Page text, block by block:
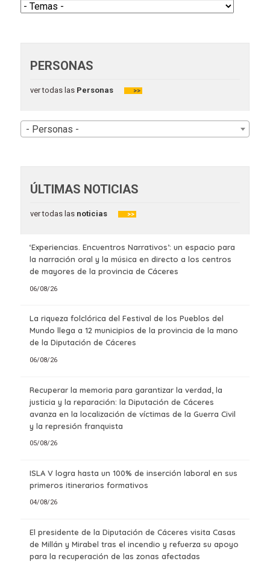
PERSONAS
ver todas lasPersonas >>
- Personas -
ÚLTIMAS NOTICIAS
ver todas lasnoticias >>
‘Experiencias. Encuentros Narrativos’: un espacio para
la narración oral y la música en directo a los centros
de mayores de la provincia de Cáceres
06/08/26
La riqueza folclórica del Festival de los Pueblos del
Mundo llega a 12 municipios de la provincia de la mano
de la Diputación de Cáceres
06/08/26
Recuperar la memoria para garantizar la verdad, la
justicia y la reparación: la Diputación de Cáceres
avanza en la localización de víctimas de la Guerra Civil
y la represión franquista
05/08/26
ISLA V logra hasta un 100% de inserción laboral en sus
primeros itinerarios formativos
04/08/26
El presidente de la Diputación de Cáceres visita Casas
de Millán y Mirabel tras el incendio y refuerza su apoyo
para la recuperación de las zonas afectadas